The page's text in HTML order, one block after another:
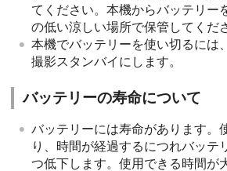
てください。本機からバッテリー
の低い涼しい場所で保管してくだ
本機でバッテリーを使い切るには
撮影スタンバイにします。
バッテリーの寿命について
バッテリーには寿命があります。
り、時間が経過するにつれバッテ
つ低下します。使用できる時間が